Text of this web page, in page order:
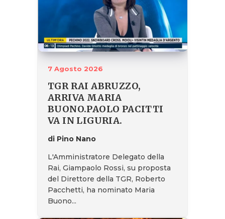
7 Agosto 2026
TGR RAI ABRUZZO,
ARRIVA MARIA
BUONO.PAOLO PACITTI
VA IN LIGURIA.
di Pino Nano
L'Amministratore Delegato della
Rai, Giampaolo Rossi, su proposta
del Direttore della TGR, Roberto
Pacchetti, ha nominato Maria
Buono...